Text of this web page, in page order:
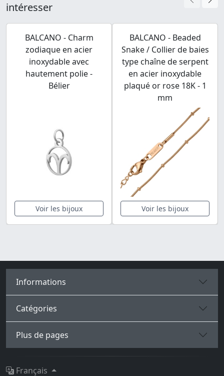
intéresser
BALCANO - Charm
zodiaque en acier
inoxydable avec
hautement polie -
Bélier
Voir les bijoux
BALCANO - Beaded
Snake / Collier de baies
type chaîne de serpent
en acier inoxydable
plaqué or rose 18K - 1
mm
Voir les bijoux
Informations
Catégories
Plus de pages
Français